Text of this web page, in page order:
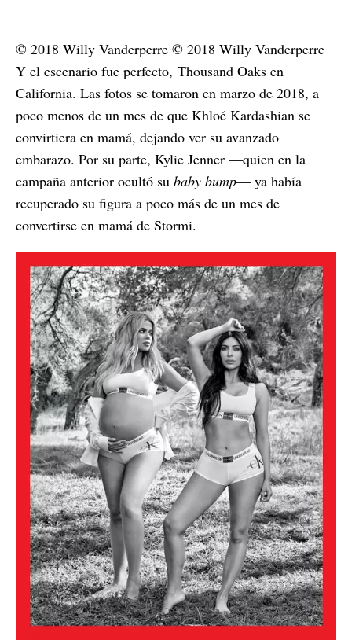
© 2018 Willy Vanderperre © 2018 Willy Vanderperre
Y el escenario fue perfecto, Thousand Oaks en
California. Las fotos se tomaron en marzo de 2018, a
poco menos de un mes de que Khloé Kardashian se
convirtiera en mamá, dejando ver su avanzado
embarazo. Por su parte, Kylie Jenner —quien en la
campaña anterior ocultó su baby bump— ya había
recuperado su figura a poco más de un mes de
convertirse en mamá de Stormi.